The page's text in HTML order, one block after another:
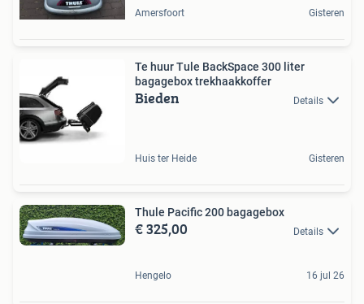
Amersfoort Gisteren
Te huur Tule BackSpace 300 liter
bagagebox trekhaakkoffer
Bieden Details
Huis ter Heide Gisteren
Thule Pacific 200 bagagebox
€ 325,00 Details
Hengelo 16 jul 26